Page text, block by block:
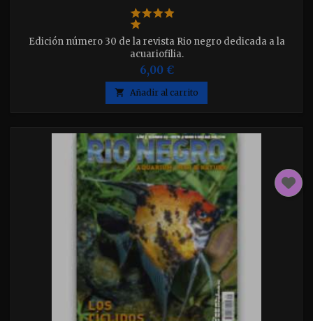
Edición número 30 de la revista Rio negro dedicada a la
acuariofilia.
6,00 €
 Añadir al carrito